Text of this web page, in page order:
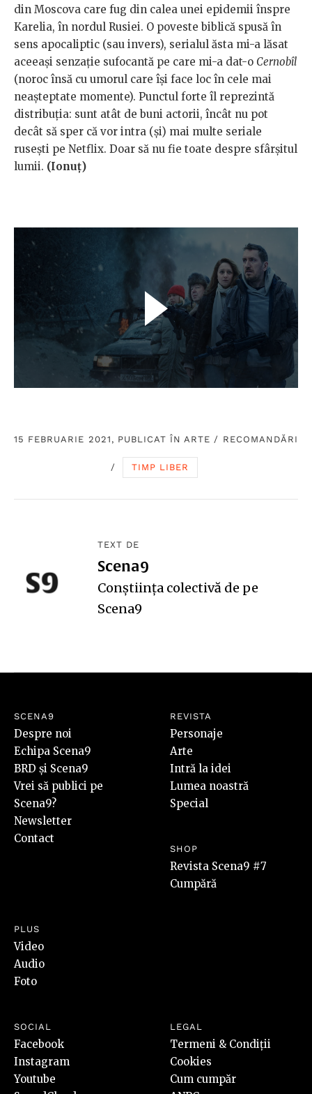
din Moscova care fug din calea unei epidemii înspre
Karelia, în nordul Rusiei. O poveste biblică spusă în
sens apocaliptic (sau invers), serialul ăsta mi-a lăsat
aceeași senzație sufocantă pe care mi-a dat-o Cernobîl
(noroc însă cu umorul care își face loc în cele mai
neașteptate momente). Punctul forte îl reprezintă
distribuția: sunt atât de buni actorii, încât nu pot
decât să sper că vor intra (și) mai multe seriale
rusești pe Netflix. Doar să nu fie toate despre sfârșitul
lumii. (Ionuț)
15 FEBRUARIE 2021, PUBLICAT ÎN ARTE / RECOMANDĂRI
/ TIMP LIBER
TEXT DE
Scena9
Conștiința colectivă de pe
Scena9
SCENA9
Despre noi
Echipa Scena9
BRD și Scena9
Vrei să publici pe
Scena9?
Newsletter
Contact
REVISTA
Personaje
Arte
Intră la idei
Lumea noastră
Special
SHOP
Revista Scena9 #7
Cumpără
PLUS
Video
Audio
Foto
SOCIAL
Facebook
Instagram
Youtube
LEGAL
Termeni & Condiții
Cookies
Cum cumpăr